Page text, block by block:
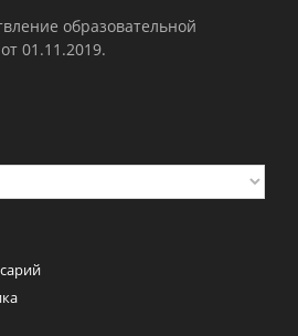
образовательной
01.11.2019.